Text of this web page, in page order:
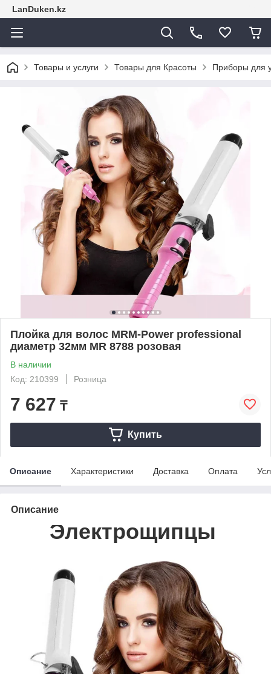
LanDuken.kz
Товары и услуги Товары для Красоты Приборы для
Плойка для волос MRM-Power professional
диаметр 32мм MR 8788 розовая
В наличии
Код: 210399
Розница
7 627 ₸
Купить
Описание Характеристики Доставка Оплата
Описание
Электрощипцы